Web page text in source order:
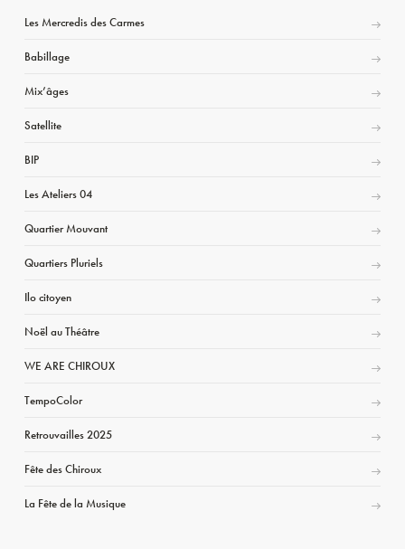
Les Mercredis des Carmes
Babillage
Mix’âges
Satellite
BIP
Les Ateliers 04
Quartier Mouvant
Quartiers Pluriels
Ilo citoyen
Noël au Théâtre
WE ARE CHIROUX
TempoColor
Retrouvailles 2025
Fête des Chiroux
La Fête de la Musique